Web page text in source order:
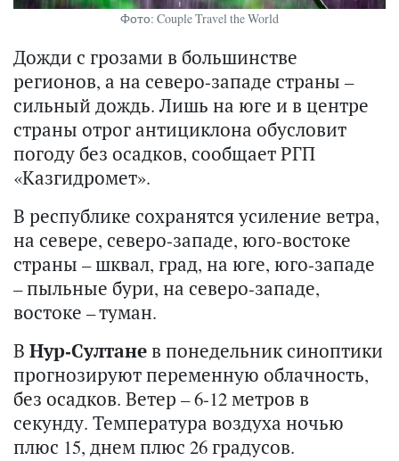
Фото: Couple Travel the World
Дожди с грозами в большинстве
регионов, а на северо-западе страны –
сильный дождь. Лишь на юге и в центре
страны отрог антициклона обусловит
погоду без осадков, сообщает РГП
«Казгидромет».
В республике сохранятся усиление ветра,
на севере, северо-западе, юго-востоке
страны – шквал, град, на юге, юго-западе
– пыльные бури, на северо-западе,
востоке – туман.
В Нур-Султанев понедельник синоптики
прогнозируют переменную облачность,
без осадков. Ветер – 6-12 метров в
секунду. Температура воздуха ночью
плюс 15, днем плюс 26 градусов.